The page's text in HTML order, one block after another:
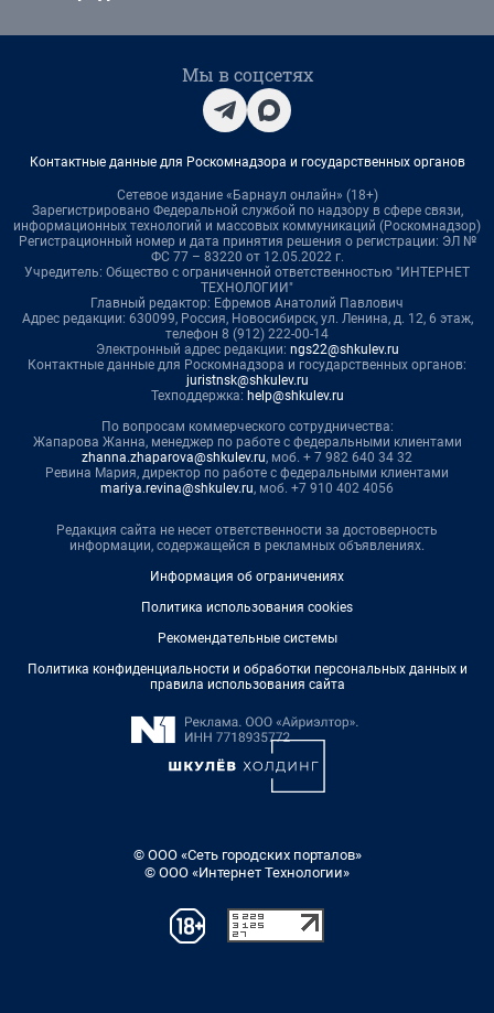
Мы в соцсетях
Контактные данные для Роскомнадзора и государственных органов
Сетевое издание «Барнаул онлайн» (18+)
Зарегистрировано Федеральной службой по надзору в сфере связи,
информационных технологий и массовых коммуникаций (Роскомнадзор)
Регистрационный номер и дата принятия решения о регистрации: ЭЛ №
ФС 77 – 83220 от 12.05.2022 г.
Учредитель: Общество с ограниченной ответственностью "ИНТЕРНЕТ
ТЕХНОЛОГИИ"
Главный редактор: Ефремов Анатолий Павлович
Адрес редакции: 630099, Россия, Новосибирск, ул. Ленина, д. 12, 6 этаж,
телефон 8 (912) 222-00-14
Электронный адрес редакции: ngs22@shkulev.ru
Контактные данные для Роскомнадзора и государственных органов:
juristnsk@shkulev.ru
Техподдержка: help@shkulev.ru
По вопросам коммерческого сотрудничества:
Жапарова Жанна, менеджер по работе с федеральными клиентами
zhanna.zhaparova@shkulev.ru, моб. + 7 982 640 34 32
Ревина Мария, директор по работе с федеральными клиентами
mariya.revina@shkulev.ru, моб. +7 910 402 4056
Редакция сайта не несет ответственности за достоверность
информации, содержащейся в рекламных объявлениях.
Информация об ограничениях
Политика использования cookies
Рекомендательные системы
Политика конфиденциальности и обработки персональных данных и
правила использования сайта
© ООО «Сеть городских порталов»
© ООО «Интернет Технологии»